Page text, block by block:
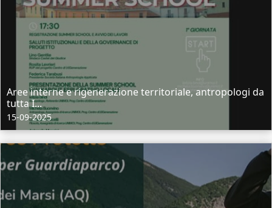
Aree interne e rigenerazione territoriale, antropologi da
tutta I...
15-09-2025